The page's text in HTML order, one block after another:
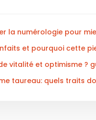
la numérologie pour
et pourquoi cette
vitalité et optimisme ?
taureau: quels traits